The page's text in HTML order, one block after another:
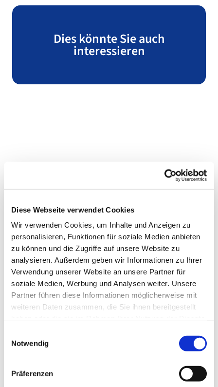
Diese Webseite verwendet Cookies
Wir verwenden Cookies, um Inhalte und Anzeigen zu
personalisieren, Funktionen für soziale Medien anbieten
zu können und die Zugriffe auf unsere Website zu
analysieren. Außerdem geben wir Informationen zu Ihrer
Verwendung unserer Website an unsere Partner für
soziale Medien, Werbung und Analysen weiter. Unsere
Partner führen diese Informationen möglicherweise mit
weiteren Daten zusammen, die Sie ihnen bereitgestellt
Notwendig
Präferenzen
Dies könnte Sie auch
interessieren
Gemeindebrief
Stadtkirchengemeinde
Sommer 2026